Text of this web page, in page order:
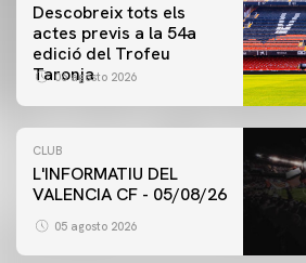
Descobreix tots els
actes previs a la 54a
edició del Trofeu
Taronja
06 agosto 2026
CLUB
L'INFORMATIU DEL
VALENCIA CF - 05/08/26
05 agosto 2026